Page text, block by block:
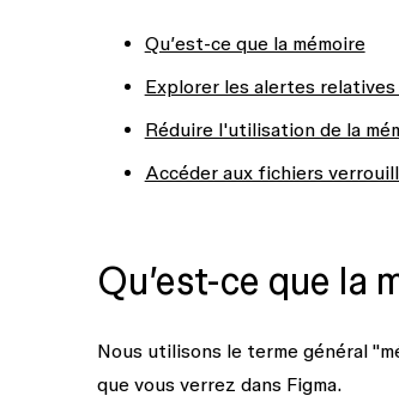
Qu’est-ce que la mémoire
Explorer les alertes
Réduire l'utilisation de la
Accéder aux fichiers
Qu’est-ce que la
Nous utilisons le terme général
que vous verrez dans Figma.